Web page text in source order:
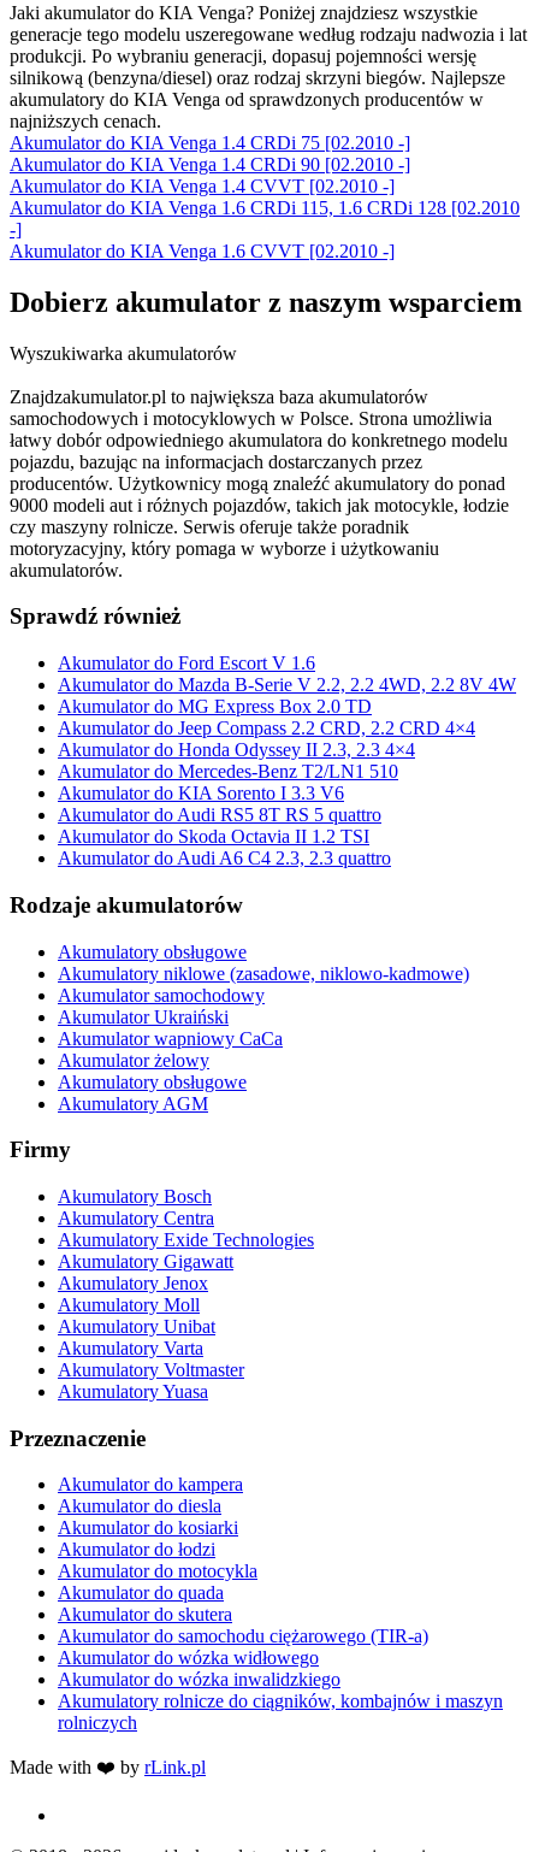
Jaki akumulator do KIA Venga? Poniżej znajdziesz wszystkie
generacje tego modelu uszeregowane według rodzaju nadwozia i lat
produkcji. Po wybraniu generacji, dopasuj pojemności wersję
silnikową (benzyna/diesel) oraz rodzaj skrzyni biegów. Najlepsze
akumulatory do KIA Venga od sprawdzonych producentów w
najniższych cenach.
Akumulator do KIA Venga 1.4 CRDi 75 [02.2010 -]
Akumulator do KIA Venga 1.4 CRDi 90 [02.2010 -]
Akumulator do KIA Venga 1.4 CVVT [02.2010 -]
Akumulator do KIA Venga 1.6 CRDi 115, 1.6 CRDi 128 [02.2010
-]
Akumulator do KIA Venga 1.6 CVVT [02.2010 -]
Dobierz akumulator z naszym wsparciem
Wyszukiwarka akumulatorów
Znajdzakumulator.pl to największa baza akumulatorów
samochodowych i motocyklowych w Polsce. Strona umożliwia
łatwy dobór odpowiedniego akumulatora do konkretnego modelu
pojazdu, bazując na informacjach dostarczanych przez
producentów. Użytkownicy mogą znaleźć akumulatory do ponad
9000 modeli aut i różnych pojazdów, takich jak motocykle, łodzie
czy maszyny rolnicze. Serwis oferuje także poradnik
motoryzacyjny, który pomaga w wyborze i użytkowaniu
akumulatorów.
Sprawdź również
Akumulator do Ford Escort V 1.6
Akumulator do Mazda B-Serie V 2.2, 2.2 4WD, 2.2 8V 4W
Akumulator do MG Express Box 2.0 TD
Akumulator do Jeep Compass 2.2 CRD, 2.2 CRD 4×4
Akumulator do Honda Odyssey II 2.3, 2.3 4×4
Akumulator do Mercedes-Benz T2/LN1 510
Akumulator do KIA Sorento I 3.3 V6
Akumulator do Audi RS5 8T RS 5 quattro
Akumulator do Skoda Octavia II 1.2 TSI
Akumulator do Audi A6 C4 2.3, 2.3 quattro
Rodzaje akumulatorów
Akumulatory obsługowe
Akumulatory niklowe (zasadowe, niklowo-kadmowe)
Akumulator samochodowy
Akumulator Ukraiński
Akumulator wapniowy CaCa
Akumulator żelowy
Akumulatory obsługowe
Akumulatory AGM
Firmy
Akumulatory Bosch
Akumulatory Centra
Akumulatory Exide Technologies
Akumulatory Gigawatt
Akumulatory Jenox
Akumulatory Moll
Akumulatory Unibat
Akumulatory Varta
Akumulatory Voltmaster
Akumulatory Yuasa
Przeznaczenie
Akumulator do kampera
Akumulator do diesla
Akumulator do kosiarki
Akumulator do łodzi
Akumulator do motocykla
Akumulator do quada
Akumulator do skutera
Akumulator do samochodu ciężarowego (TIR-a)
Akumulator do wózka widłowego
Akumulator do wózka inwalidzkiego
Akumulatory rolnicze do ciągników, kombajnów i maszyn
rolniczych
Made with ❤️ by rLink.pl